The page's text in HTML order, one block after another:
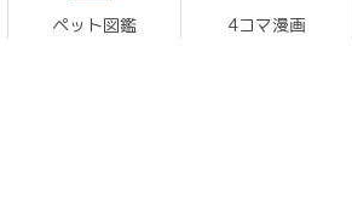
ペット図鑑 4コマ漫画